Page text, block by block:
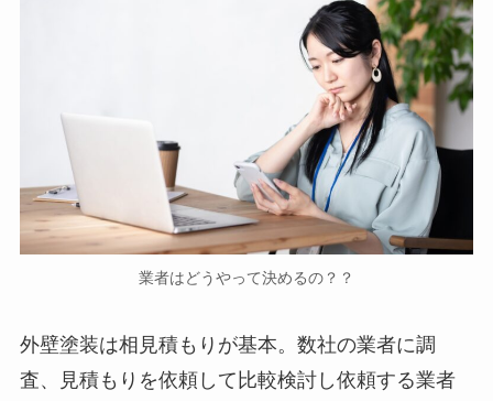
業者はどうやって決めるの？？
外壁塗装は相見積もりが基本。数社の業者に調
査、見積もりを依頼して比較検討し依頼する業者